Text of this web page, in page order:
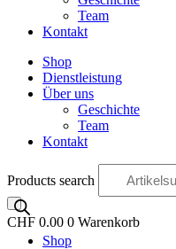
Team
Kontakt
Shop
Dienstleistung
Über uns
Geschichte
Team
Kontakt
Products search
CHF 0.00 0 Warenkorb
Shop